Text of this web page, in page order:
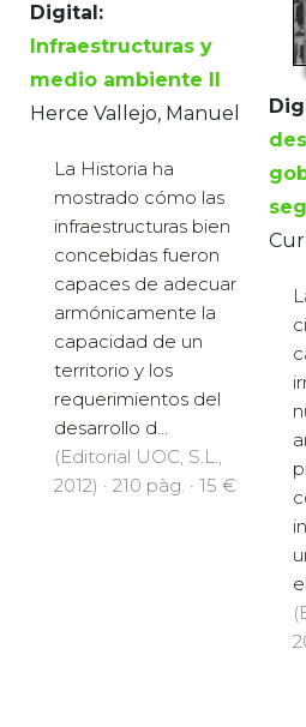
Digital:
Infraestructuras y
medio ambiente II
Herce Vallejo, Manuel
La Historia ha
mostrado cómo las
infraestructuras bien
concebidas fueron
capaces de adecuar
armónicamente la
capacidad de un
territorio y los
requerimientos del
desarrollo d...
(Editorial UOC, S.L.,
2012) · 210 pàg. · 15 €